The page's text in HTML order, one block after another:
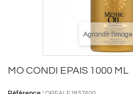
Agrandir l'image
MO CONDI EPAIS 1000 ML